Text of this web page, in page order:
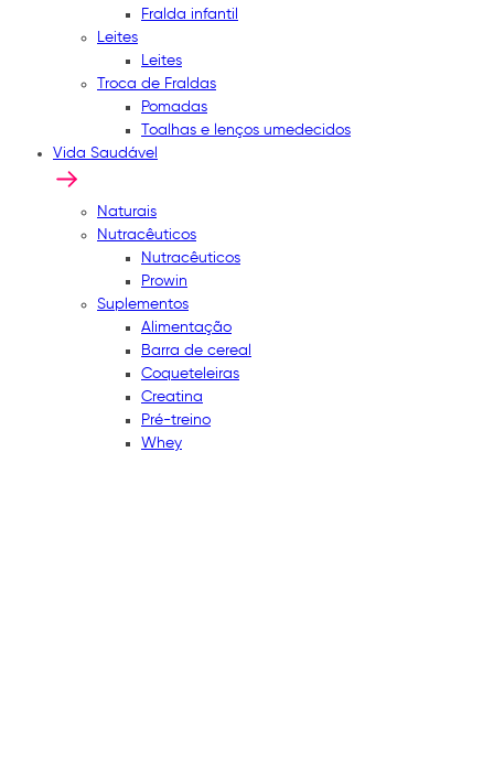
Fralda infantil
Leites
Leites
Troca de Fraldas
Pomadas
Toalhas e lenços umedecidos
Vida Saudável
Naturais
Nutracêuticos
Nutracêuticos
Prowin
Suplementos
Alimentação
Barra de cereal
Coqueteleiras
Creatina
Pré-treino
Whey